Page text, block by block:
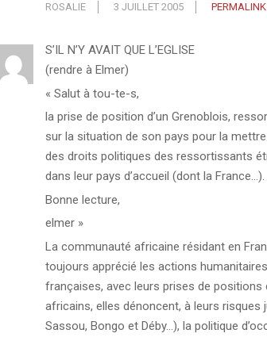
ROSALIE 3 JUILLET 2005 PERMALINK
S’IL N’Y AVAIT QUE L’EGLISE
(rendre à Elmer)
« Salut à tou-te-s,
la prise de position d’un Grenoblois,
sur la situation de son pays pour la
des droits politiques des ressortissants
dans leur pays d’accueil (dont la France…).
Bonne lecture,
elmer »
La communauté africaine résidant en
toujours apprécié les actions
françaises, avec leurs prises de
africains, elles dénoncent, à leurs risques
Sassou, Bongo et Déby…), la politique